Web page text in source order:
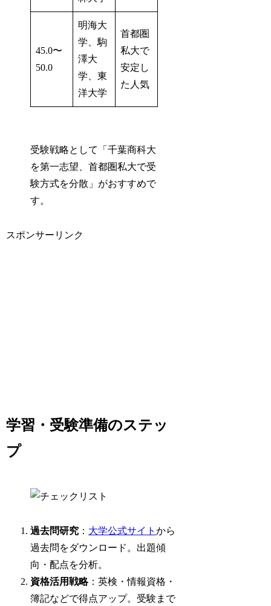
45.0〜
50.0
明海大
学、駒
澤大
学、東
洋大学
首都圏
私大で
安定し
た人気
受験戦略として「千葉商科大
を第一志望、首都圏私大で受
験方式を分散」がおすすめで
す。
スポンサーリンク
学習・受験準備のステッ
プ
過去問研究 ： 大学公式サイトから
過去問をダウンロード。出題傾
向・配点を分析。
資格活用戦略：英検・情報資格・
簿記などで得点アップ。受験まで